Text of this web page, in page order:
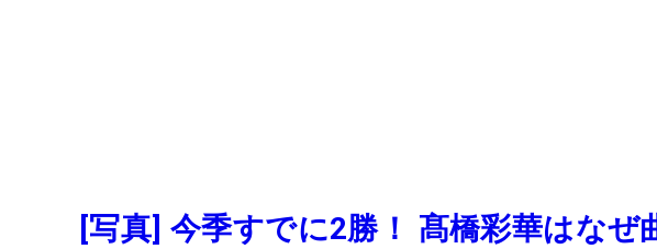
[写真] 今季すでに2勝！ 髙橋彩華はなぜ